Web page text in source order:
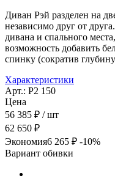
Диван Рэй разделен на
независимо друг от
дивана и спального
возможность добавить
спинку (сократив
Характеристики
Арт.: Р2 150
Цена
56 385 ₽ / шт
62 650 ₽
Экономия6 265 ₽ -10%
Вариант обивки